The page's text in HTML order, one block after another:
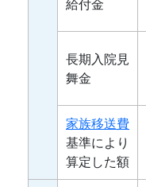
長期入院見
舞金
家族移送費
基準により
算定した額